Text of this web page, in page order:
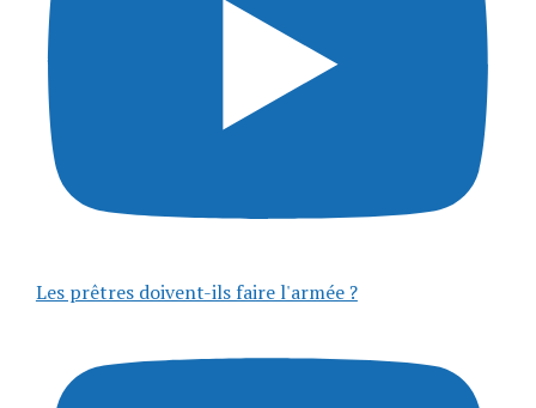
Les prêtres doivent-ils faire l'armée ?